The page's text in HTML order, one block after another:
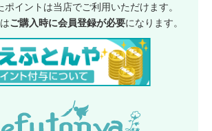
ポイントは当店でご利用いただけます。
ご購入時に会員登録が必要になります。